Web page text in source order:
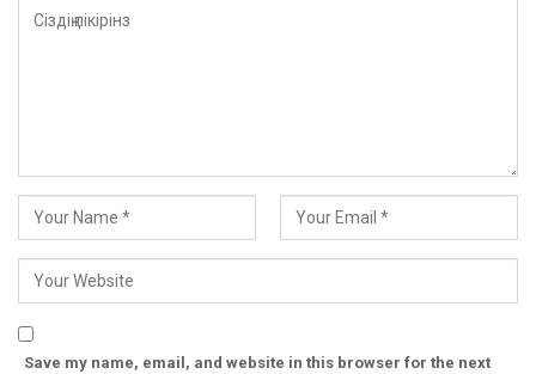
Save my name, email, and website in this browser for the next